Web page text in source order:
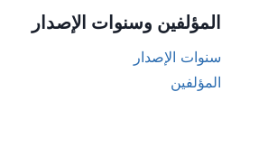
المؤلفين وسنوات الإصدار
سنوات الإصدار
المؤلفين